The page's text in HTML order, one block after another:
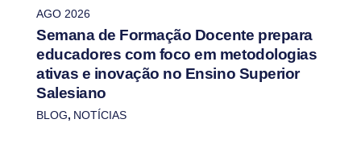
AGO 2026
Semana de Formação Docente prepara
educadores com foco em metodologias
ativas e inovação no Ensino Superior
Salesiano
BLOG, NOTÍCIAS